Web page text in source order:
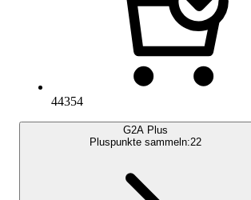
44354
G2A Plus
Pluspunkte sammeln:22